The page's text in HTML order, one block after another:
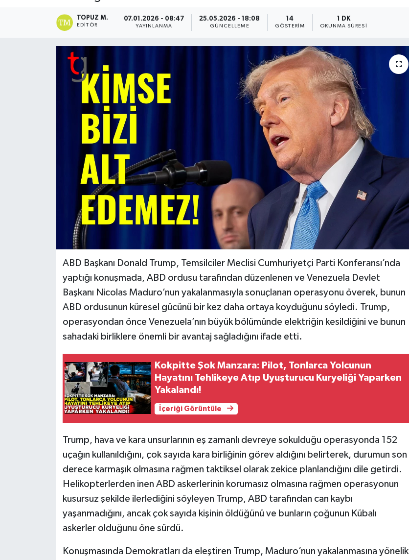
TOPUZ M.
EDITÖR
07.01.2026 - 08:47
YAYINLANMA
25.05.2026 - 18:08
GÜNCELLEME
14
GÖSTERIM
1 DK
OKUNMA SÜRESI
ABD Başkanı Donald Trump, Temsilciler Meclisi Cumhuriyetçi Parti Konferansı’nda
yaptığı konuşmada, ABD ordusu tarafından düzenlenen ve Venezuela Devlet
Başkanı Nicolas Maduro’nun yakalanmasıyla sonuçlanan operasyonu överek, bunun
ABD ordusunun küresel gücünü bir kez daha ortaya koyduğunu söyledi. Trump,
operasyondan önce Venezuela’nın büyük bölümünde elektriğin kesildiğini ve bunun
sahadaki birliklere önemli bir avantaj sağladığını ifade etti.
Kokpitte Şok Manzara: Pilot, Tonlarca Yolcunun
Hayatını Tehlikeye Atıp Uyuşturucu Kuryeliği Yaparken
Yakalandı!
İçeriği Görüntüle
Trump, hava ve kara unsurlarının eş zamanlı devreye sokulduğu operasyonda 152
uçağın kullanıldığını, çok sayıda kara birliğinin görev aldığını belirterek, durumun son
derece karmaşık olmasına rağmen taktiksel olarak zekice planlandığını dile getirdi.
Helikopterlerden inen ABD askerlerinin korumasız olmasına rağmen operasyonun
kusursuz şekilde ilerlediğini söyleyen Trump, ABD tarafından can kaybı
yaşanmadığını, ancak çok sayıda kişinin öldüğünü ve bunların çoğunun Kübalı
askerler olduğunu öne sürdü.
Konuşmasında Demokratları da eleştiren Trump, Maduro’nun yakalanmasına yönelik